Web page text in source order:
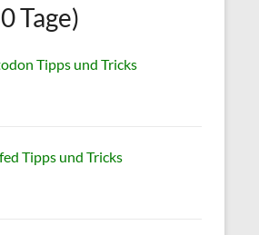
Tage)
Tipps und Tricks
Tipps und Tricks